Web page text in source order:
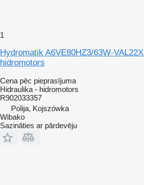
1
Hydromatik A6VE80HZ3/63W-
hidromotors
Cena pēc pieprasījuma
Hidraulika - hidromotors
R902033357
Polija, Kojszówka
Wibako
Sazināties ar pārdevēju